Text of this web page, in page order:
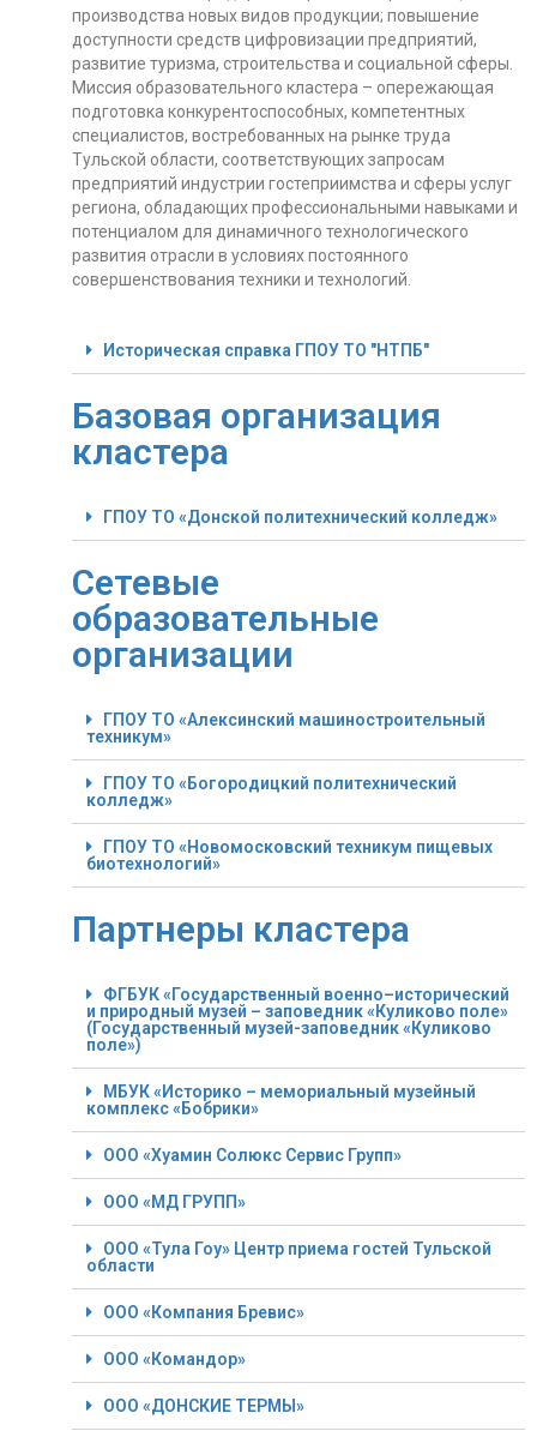
производства новых видов продукции; повышение
доступности средств цифровизации предприятий,
развитие туризма, строительства и социальной сферы.
Миссия образовательного кластера – опережающая
подготовка конкурентоспособных, компетентных
специалистов, востребованных на рынке труда
Тульской области, соответствующих запросам
предприятий индустрии гостеприимства и сферы услуг
региона, обладающих профессиональными навыками и
потенциалом для динамичного технологического
развития отрасли в условиях постоянного
совершенствования техники и технологий.
Историческая справка ГПОУ ТО "НТПБ"
Базовая организация
кластера
ГПОУ ТО «Донской политехнический колледж»
Сетевые
образовательные
организации
ГПОУ ТО «Алексинский машиностроительный
техникум»
ГПОУ ТО «Богородицкий политехнический
колледж»
ГПОУ ТО «Новомосковский техникум пищевых
биотехнологий»
Партнеры кластера
ФГБУК «Государственный военно–исторический
и природный музей – заповедник «Куликово поле»
(Государственный музей-заповедник «Куликово
поле»)
МБУК «Историко – мемориальный музейный
комплекс «Бобрики»
ООО «Хуамин Солюкс Сервис Групп»
ООО «МД ГРУПП»
ООО «Тула Гоу» Центр приема гостей Тульской
области
ООО «Компания Бревис»
ООО «Командор»
ООО «ДОНСКИЕ ТЕРМЫ»